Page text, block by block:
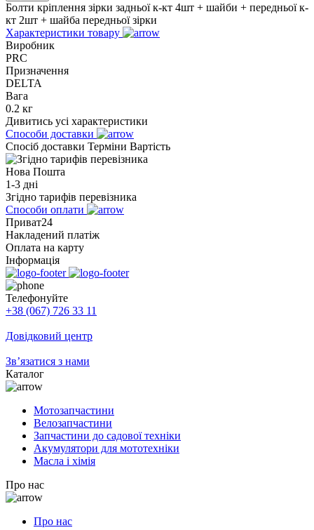
Болти кріплення зірки задньої к-кт 4шт + шайби + передньої к-
кт 2шт + шайба передньої зірки
Характеристики товару
Виробник
PRC
Призначення
DELTA
Вага
0.2 кг
Дивитись усі характеристики
Способи доставки
Спосіб доставки Терміни Вартість
Нова Пошта
1-3 дні
Згідно тарифів перевізника
Способи оплати
Приват24
Накладений платіж
Оплата на карту
Інформація
Телефонуйте
+38 (067) 726 33 11
Довідковий центр
Зв’язатися з нами
Каталог
Мотозапчастини
Велозапчастини
Запчастини до садової техніки
Акумулятори для мототехніки
Масла і хімія
Про нас
Про нас